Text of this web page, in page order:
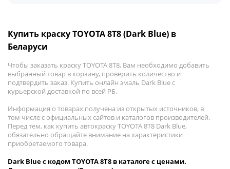
Купить краску TOYOTA 8T8 (Dark Blue) в
Беларуси
Чтобы заказать краску TOYOTA 8T8, Вам необходимо добавить
выбранный товар в корзину, проверить количество и
подтвердить заказ. Купить онлайн эмаль Dark Blue с
курьерской доставкой по всей РБ.
Информация о товарах получена из открытых источников, в
том числе с официальных сайтов и каталогов производителей.
Перед тем, как купить автокраску TOYOTA 8T8 Dark Blue,
обязательно обращайте внимание на характеристики
приобретаемого товара.
Dark Blue с кодом TOYOTA 8T8 в каталоге с ценами.